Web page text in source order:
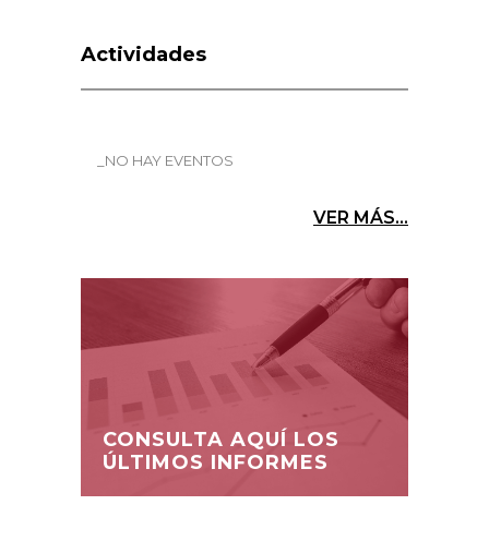
Actividades
_NO HAY EVENTOS
VER MÁS...
CONSULTA AQUÍ LOS
ÚLTIMOS INFORMES